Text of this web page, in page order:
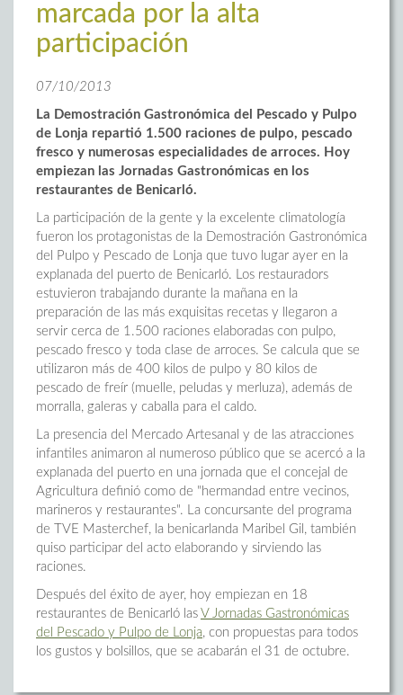
marcada por la alta
participación
07/10/2013
La Demostración Gastronómica del Pescado y Pulpo
de Lonja repartió 1.500 raciones de pulpo, pescado
fresco y numerosas especialidades de arroces. Hoy
empiezan las Jornadas Gastronómicas en los
restaurantes de Benicarló.
La participación de la gente y la excelente climatología
fueron los protagonistas de la Demostración Gastronómica
del Pulpo y Pescado de Lonja que tuvo lugar ayer en la
explanada del puerto de Benicarló. Los restauradors
estuvieron trabajando durante la mañana en la
preparación de las más exquisitas recetas y llegaron a
servir cerca de 1.500 raciones elaboradas con pulpo,
pescado fresco y toda clase de arroces. Se calcula que se
utilizaron más de 400 kilos de pulpo y 80 kilos de
pescado de freír (muelle, peludas y merluza), además de
morralla, galeras y caballa para el caldo.
La presencia del Mercado Artesanal y de las atracciones
infantiles animaron al numeroso público que se acercó a la
explanada del puerto en una jornada que el concejal de
Agricultura definió como de "hermandad entre vecinos,
marineros y restaurantes". La concursante del programa
de TVE Masterchef, la benicarlanda Maribel Gil, también
quiso participar del acto elaborando y sirviendo las
raciones.
Después del éxito de ayer, hoy empiezan en 18
restaurantes de Benicarló las V Jornadas Gastronómicas
del Pescado y Pulpo de Lonja, con propuestas para todos
los gustos y bolsillos, que se acabarán el 31 de octubre.